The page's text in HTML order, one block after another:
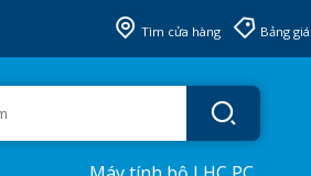
Tìm cửa hàng Bảng giá